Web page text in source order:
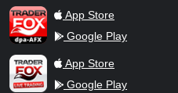
TraderFox dpa-AFX ProFeed
App Store
Google Play
TraderFox Live Trading
App Store
Google Play